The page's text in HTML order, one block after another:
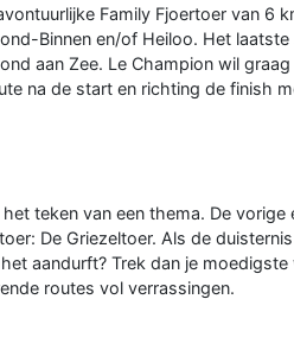
Family Fjoertoer van 6
Binnen en/of Heiloo. Het
aan Zee. Le Champion wil
na de start en richting de finish
teken van een thema. De
De Griezeltoer. Als de
aandurft? Trek dan je
routes vol verrassingen.